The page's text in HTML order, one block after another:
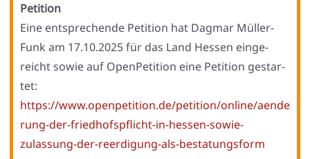
Peti­ti­on
Eine ent­spre­chen­de Peti­ti­on hat Dag­mar Mül­ler-
Funk am 17.10.2025 für das Land Hes­sen ein­ge­
reicht sowie auf Open­Pe­ti­ti­on eine Peti­ti­on gestar­
tet:
https://www.openpetition.de/petition/online/aende
rung-der-friedhofspflicht-in-hessen-sowie-
zulassung-der-reerdigung-als-bestatungsform